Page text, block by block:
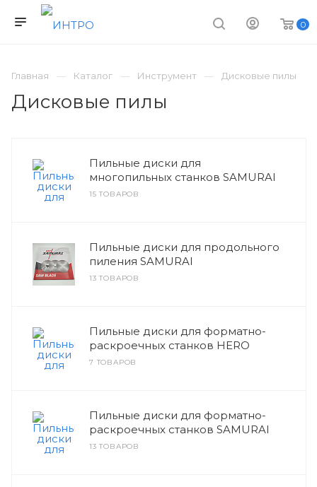
0
Главная Каталог Инструмент Дисковые пилы
Дисковые пилы
Пильные диски для
многопильных станков SAMURAI
15 ТОВАРОВ
Пильные диски для продольного
пиления SAMURAI
13 ТОВАРОВ
Пильные диски для форматно-
раскроечных станков HERO
7 ТОВАРОВ
Пильные диски для форматно-
раскроечных станков SAMURAI
13 ТОВАРОВ